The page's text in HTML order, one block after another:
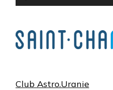
Club Astro.Uranie